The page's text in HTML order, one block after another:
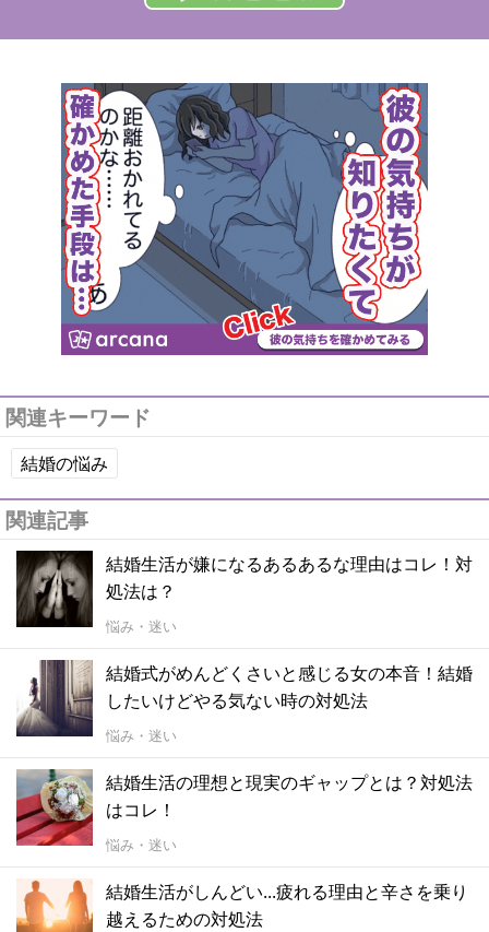
関連キーワード
結婚の悩み
関連記事
結婚生活が嫌になるあるあるな理由はコレ！対
処法は？
悩み・迷い
結婚式がめんどくさいと感じる女の本音！結婚
したいけどやる気ない時の対処法
悩み・迷い
結婚生活の理想と現実のギャップとは？対処法
はコレ！
悩み・迷い
結婚生活がしんどい...疲れる理由と辛さを乗り
越えるための対処法